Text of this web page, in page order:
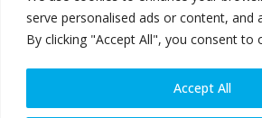
serve personalised ads or content, and
By clicking "Accept All", you consent to
Accept All
北京市朝阳区霄云路40号院国航世纪大厦1
E:china@worldsteel.org
使用条款|隐私政策
|网站地图|VAT Number BE